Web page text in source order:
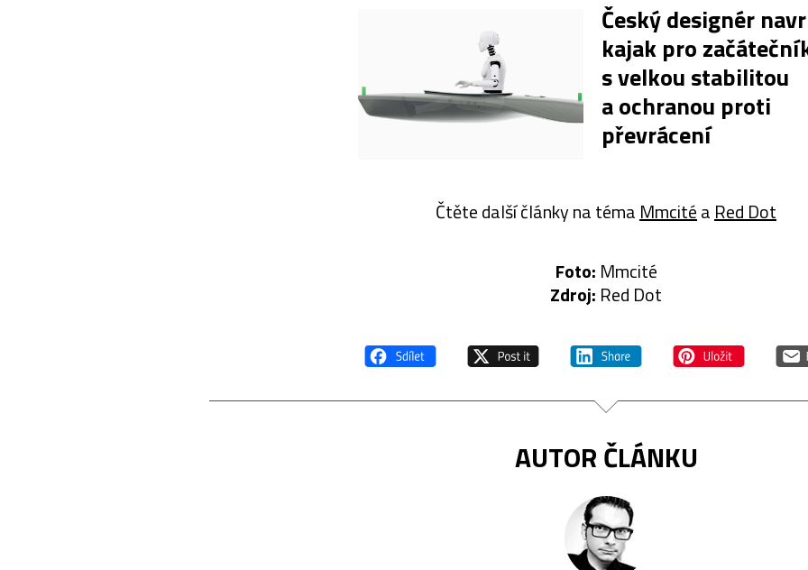
Český designér
kajak pro
s velkou stabilitou
a ochranou proti
převrácení
Čtěte další články na téma Mmcitéa Red Dot
Foto: Mmcité
Zdroj: Red Dot
AUTOR ČLÁNKU